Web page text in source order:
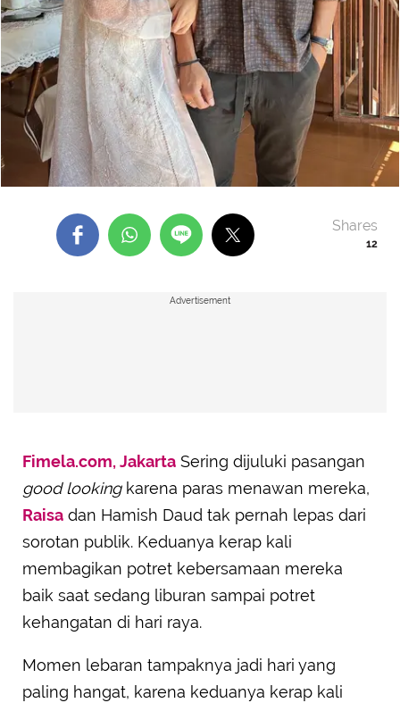
12
Shares
Advertisement
Fimela.com, Jakarta Sering dijuluki pasangan
good lookingkarena paras menawan mereka,
Raisa dan Hamish Daud tak pernah lepas dari
sorotan publik. Keduanya kerap kali
membagikan potret kebersamaan mereka
baik saat sedang liburan sampai potret
kehangatan di hari raya.
Momen lebaran tampaknya jadi hari yang
paling hangat, karena keduanya kerap kali